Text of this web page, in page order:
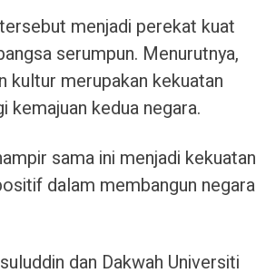
menjadi perekat kuat
serumpun. Menurutnya,
kultur merupakan kekuatan
kedua negara.
sama ini menjadi kekuatan
dalam membangun negara
dan Dakwah Universiti